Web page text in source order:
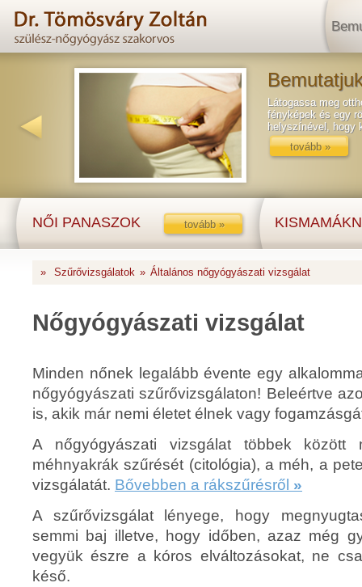
Látogassa meg
fényképek és egy
helyszínével, hogy
tovább »
NŐI PANASZOK tovább »
» Szűrővizsgálatok » Általános nőgyógyászati vizsgálat
Nőgyógyászati vizsgálat
Minden nőnek legalább évente egy
nőgyógyászati szűrővizsgálaton! Beleértve
is, akik már nemi életet élnek vagy
A nőgyógyászati vizsgálat többek között
méhnyakrák szűrését (citológia), a méh, a
vizsgálatát. Bővebben a rákszűrésről »
A szűrővizsgálat lényege, hogy
semmi baj illetve, hogy időben, azaz még
vegyük észre a kóros elváltozásokat, ne
késő.